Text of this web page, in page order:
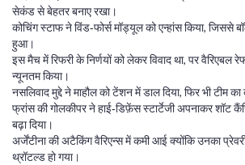
सेकंड से बेहतर बनाए रखा।
कोचिंग स्टाफ ने विंड‑फोर्स मॉड्यूल को एन्हांस किया, जिससे
हुआ।
इस मैच में रिफरी के निर्णयों को लेकर विवाद था, पर वैरिएबल
न्यूनतम किया।
नसलिवाद मुद्दे ने माहौल को टेंशन में डाल दिया, फिर भी टीम का
फ्रांस की गोलकीपर ने हाई‑डिफ़ेंस स्टार्टेजी अपनाकर
बढ़ा दिया।
अर्जेंटीना की अटैकिंग वैरिएन्स में कमी आई क्योंकि उनका
थ्रॉटल्ड हो गया।